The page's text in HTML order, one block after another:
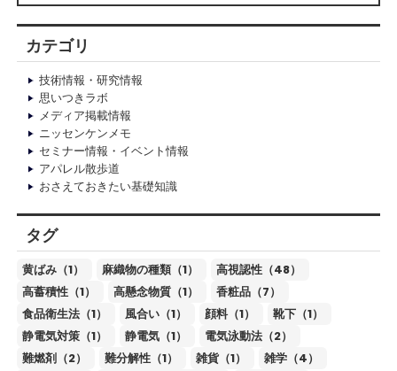
カテゴリ
技術情報・研究情報
思いつきラボ
メディア掲載情報
ニッセンケンメモ
セミナー情報・イベント情報
アパレル散歩道
おさえておきたい基礎知識
タグ
黄ばみ（1） 麻織物の種類（1）
高視認性（48）
高蓄積性（1）
高懸念物質（1）
香粧品（7）
食品衛生法（1）
風合い（1） 顔料（1）
靴下（1）
静電気対策（1）
静電気（1）
電気泳動法（2）
難燃剤（2）
難分解性（1） 雑貨（1）
雑学（4）